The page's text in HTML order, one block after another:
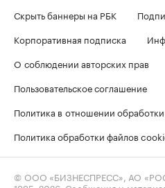
Скрыть баннеры на РБК
Корпоративная подписка
О соблюдении авторских прав
Пользовательское соглашение
Политика в отношении
Политика обработки файлов
© ООО «БИЗНЕСПРЕСС», АО